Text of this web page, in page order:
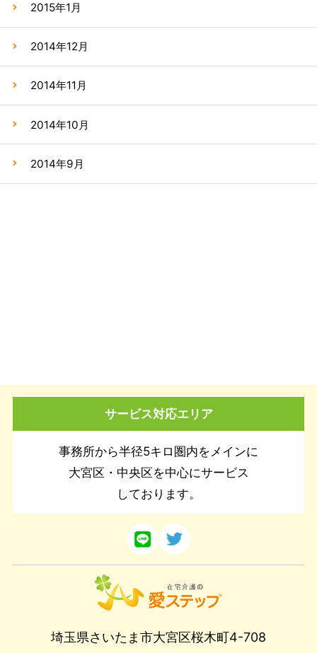
2015年1月
2014年12月
2014年11月
2014年10月
2014年9月
サービス対応エリア
事務所から半径5キロ圏内をメインに
大宮区・中央区を中心にサービス
しております。
埼玉県さいたま市大宮区桜木町4-708